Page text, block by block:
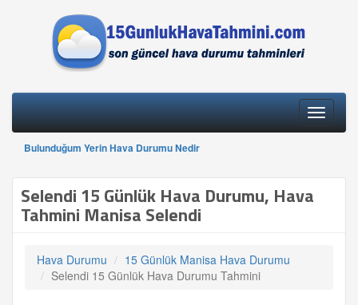
Toggle
Bulunduğum Yerin Hava Durumu Nedir
Selendi 15 Günlük Hava Durumu, Hava
Tahmini Manisa Selendi
Hava Durumu
15 Günlük Manisa Hava Durumu
Selendi 15 Günlük Hava Durumu Tahmini